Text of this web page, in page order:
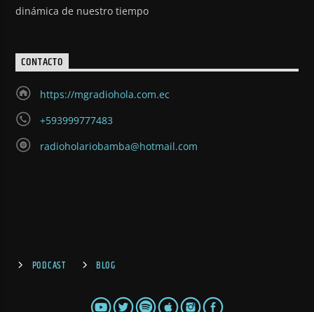
dinámica de nuestro tiempo
CONTACTO
https://mgradiohola.com.ec
+593999777483
radioholariobamba@hotmail.com
PODCAST BLOG